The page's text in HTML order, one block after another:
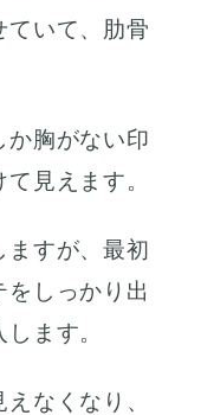
ていて、肋骨
か胸がない印
見えます。
ますが、最初
しっかり出
ます。
なくなり、